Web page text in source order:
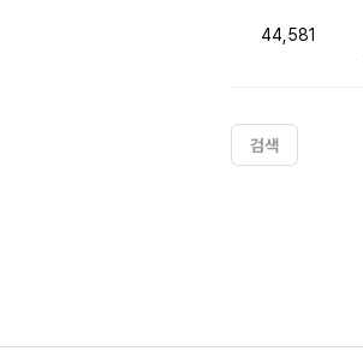
44,581
검색